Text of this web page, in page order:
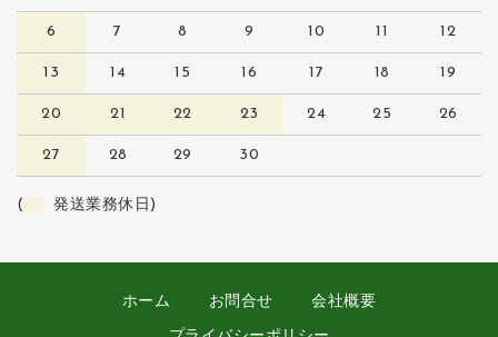
6 7 8 9 10 11 12
13 14 15 16 17 18 19
20 21 22 23 24 25 26
27 28 29 30
( 発送業務休日)
ホーム お問合せ 会社概要